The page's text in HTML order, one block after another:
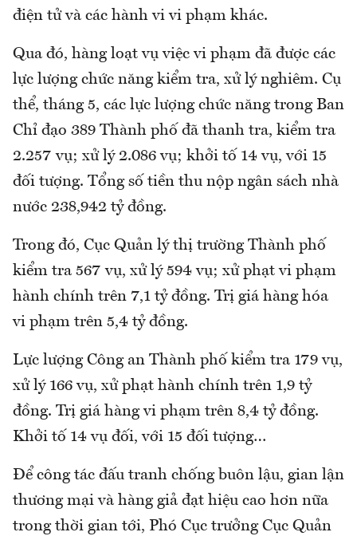
điện tử và các hành vi vi phạm khác.
Qua đó, hàng loạt vụ việc vi phạm đã được các
lực lượng chức năng kiểm tra, xử lý nghiêm. Cụ
thể, tháng 5, các lực lượng chức năng trong Ban
Chỉ đạo 389 Thành phố đã thanh tra, kiểm tra
2.257 vụ; xử lý 2.086 vụ; khởi tố 14 vụ, với 15
đối tượng. Tổng số tiền thu nộp ngân sách nhà
nước 238,942 tỷ đồng.
Trong đó, Cục Quản lý thị trường Thành phố
kiểm tra 567 vụ, xử lý 594 vụ; xử phạt vi phạm
hành chính trên 7,1 tỷ đồng. Trị giá hàng hóa
vi phạm trên 5,4 tỷ đồng.
Lực lượng Công an Thành phố kiểm tra 179 vụ,
xử lý 166 vụ, xử phạt hành chính trên 1,9 tỷ
đồng. Trị giá hàng vi phạm trên 8,4 tỷ đồng.
Khởi tố 14 vụ đối, với 15 đối tượng…
Để công tác đấu tranh chống buôn lậu, gian lận
thương mại và hàng giả đạt hiệu cao hơn nữa
trong thời gian tới, Phó Cục trưởng Cục Quản